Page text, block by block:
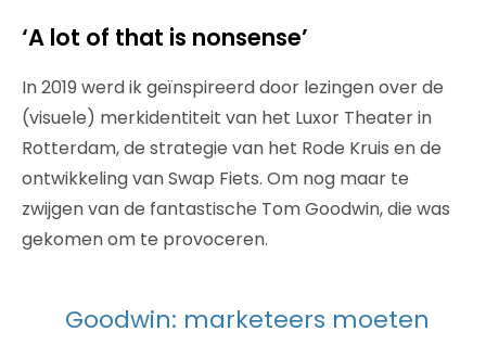
‘A lot of that is nonsense’
In 2019 werd ik geïnspireerd door lezingen over de
(visuele) merkidentiteit van het Luxor Theater in
Rotterdam, de strategie van het Rode Kruis en de
ontwikkeling van Swap Fiets. Om nog maar te
zwijgen van de fantastische Tom Goodwin, die was
gekomen om te provoceren.
Goodwin: marketeers moeten